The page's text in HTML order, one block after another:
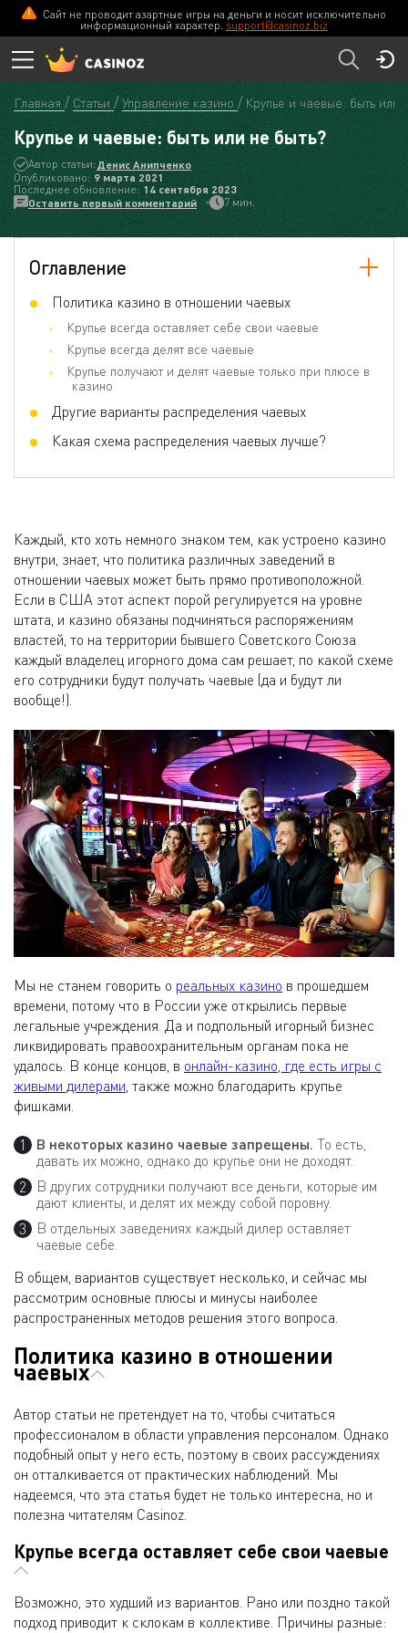
Сайт не проводит азартные игры на деньги и носит исключительно
информационный характер. support@casinoz.biz
Главная Статьи Управление казино Крупье и чаевые: быть или
Крупье и чаевые: быть или не быть?
Автор статьи: Денис Анипченко
Опубликовано:9 мартa 2021
Последнее обновление:14 сентября 2023
Оставить первый комментарий
7 мин.
Оглавление
Политика казино в отношении чаевых
Крупье всегда оставляет себе свои чаевые
Крупье всегда делят все чаевые
Крупье получают и делят чаевые только при плюсе в
казино
Другие варианты распределения чаевых
Какая схема распределения чаевых лучше?
Каждый, кто хоть немного знаком тем, как устроено казино
внутри, знает, что политика различных заведений в
отношении чаевых может быть прямо противоположной.
Если в США этот аспект порой регулируется на уровне
штата, и казино обязаны подчиняться распоряжениям
властей, то на территории бывшего Советского Союза
каждый владелец игорного дома сам решает, по какой схеме
его сотрудники будут получать чаевые (да и будут ли
вообще!).
Мы не станем говорить о реальных казино в прошедшем
времени, потому что в России уже открылись первые
легальные учреждения. Да и подпольный игорный бизнес
ликвидировать правоохранительным органам пока не
удалось. В конце концов, в онлайн-казино, где есть игры с
живыми дилерами , также можно благодарить крупье
фишками.
В некоторых казино чаевые запрещены. То есть,
давать их можно, однако до крупье они не доходят.
В других сотрудники получают все деньги, которые им
дают клиенты, и делят их между собой поровну.
В отдельных заведениях каждый дилер оставляет
чаевые себе.
В общем, вариантов существует несколько, и сейчас мы
рассмотрим основные плюсы и минусы наиболее
распространенных методов решения этого вопроса.
Политика казино в отношении
чаевых
Автор статьи не претендует на то, чтобы считаться
профессионалом в области управления персоналом. Однако
подобный опыт у него есть, поэтому в своих рассуждениях
он отталкивается от практических наблюдений. Мы
надеемся, что эта статья будет не только интересна, но и
полезна читателям Casinoz.
Крупье всегда оставляет себе свои чаевые
Возможно, это худший из вариантов. Рано или поздно такой
подход приводит к склокам в коллективе. Причины разные: